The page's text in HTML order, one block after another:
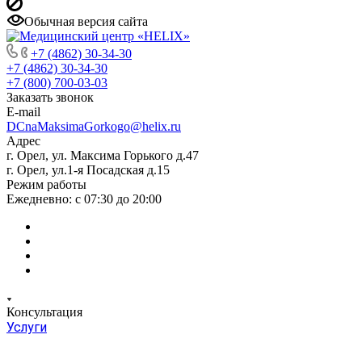
Обычная версия сайта
+7 (4862) 30-34-30
+7 (4862) 30-34-30
+7 (800) 700-03-03
Заказать звонок
E-mail
DCnaMaksimaGorkogo@helix.ru
Адрес
г. Орел, ул. Максима Горького д.47
г. Орел, ул.1-я Посадская д.15
Режим работы
Ежедневно: с 07:30 до 20:00
Консультация
Услуги